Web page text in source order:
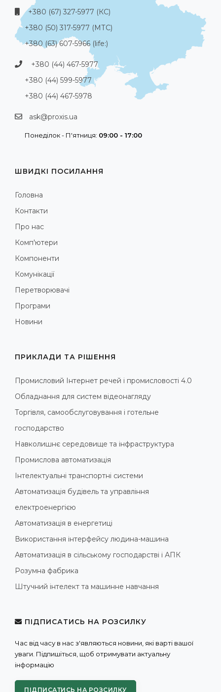
+380 (67) 327-5977 (КС)
+380 (50) 317-5977 (МТС)
+380 (63) 607-5966 (life:)
+380 (44) 467-5977
+380 (44) 599-5977
+380 (44) 467-5978
ask@proxis.ua
Понеділок - П'ятниця: 09:00 - 17:00
ШВИДКІ ПОСИЛАННЯ
Головна
Контакти
Про нас
Комп'ютери
Компоненти
Комунікації
Перетворювачі
Програми
Новини
ПРИКЛАДИ ТА РІШЕННЯ
Промисловий Інтернет речей і промисловості 4.0
Обладнання для систем відеонагляду
Торгівля, самообслуговування і готельне
господарство
Навколишнє середовище та інфраструктура
Промислова автоматизація
Інтелектуальні транспортні системи
Автоматизація будівель та управління
електроенергією
Автоматизація в енергетиці
Використання інтерфейсу людина-машина
Автоматизація в сільському господарстві і АПК
Розумна фабрика
Штучний інтелект та машинне навчання
ПІДПИСАТИСЬ НА РОЗСИЛКУ
Час від часу в нас з'являються новини, які варті вашої
уваги. Підпишіться, щоб отримувати актуальну
інформацію
ПІДПИСАТИСЬ НА РОЗСИЛКУ